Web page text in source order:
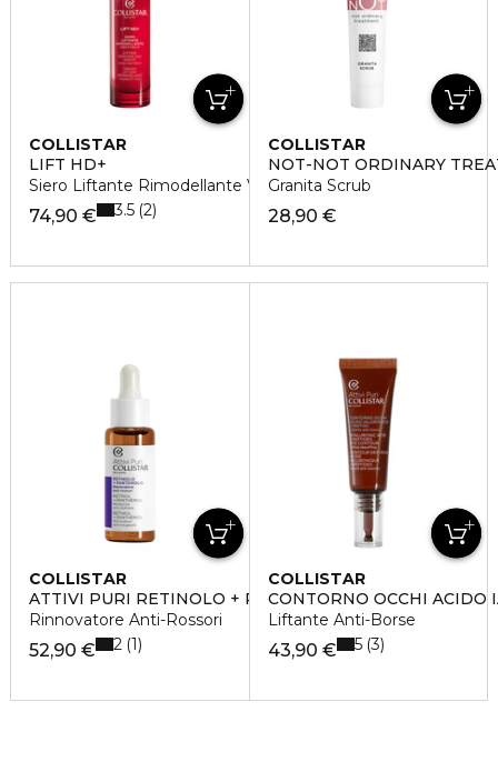
COLLISTAR
LIFT HD+
Siero Liftante Rimodellante Viso e Collo
74,90 € 3.5 2
COLLISTAR
NOT-NOT ORDINARY
Granita Scrub
28,90 €
COLLISTAR
ATTIVI PURI RETINOLO + PANTENOLO
Rinnovatore Anti-Rossori
52,90 € 2 1
COLLISTAR
CONTORNO OCCHI ACIDO
Liftante Anti-Borse
43,90 € 5 3